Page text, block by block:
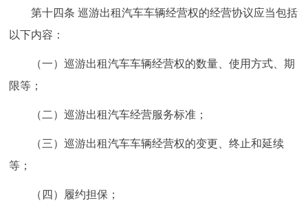
第十四条 巡游出租汽车车辆经营权的经营协议应当包括
以下内容：
（一）巡游出租汽车车辆经营权的数量、使用方式、期
限等；
（二）巡游出租汽车经营服务标准；
（三）巡游出租汽车车辆经营权的变更、终止和延续
等；
（四）履约担保；